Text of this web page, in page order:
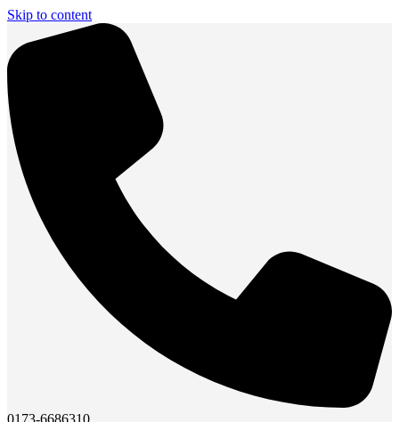
Skip to content
0173-6686310